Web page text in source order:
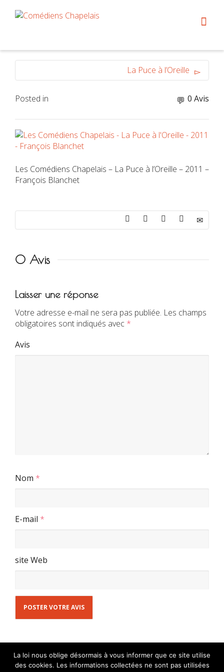
La Puce à l’Oreille
Posted in 0 Avis
Les Comédiens Chapelais – La Puce à l’Oreille – 2011 –
François Blanchet
0 Avis
Laisser une réponse
Votre adresse e-mail ne sera pas publiée. Les champs
obligatoires sont indiqués avec *
Avis
Nom *
E-mail *
site Web
La loi nous oblige désormais à vous informer que ce site utilise
des cookies. Les informations collectées ne sont pas utilisées